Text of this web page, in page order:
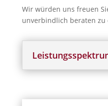
Wir würden uns freuen
unverbindlich beraten zu